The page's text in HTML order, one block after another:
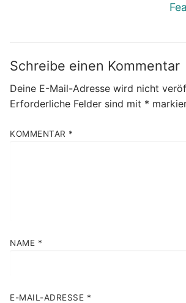
Schreibe einen Kommentar
Deine E-Mail-Adresse wird nicht
Erforderliche Felder sind mit *
KOMMENTAR *
NAME *
E-MAIL-ADRESSE *